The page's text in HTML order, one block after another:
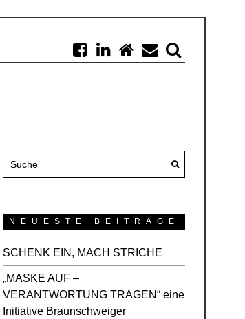
NEUESTE BEITRÄGE
SCHENK EIN, MACH STRICHE
„MASKE AUF –
VERANTWORTUNG TRAGEN“ eine
Initiative Braunschweiger